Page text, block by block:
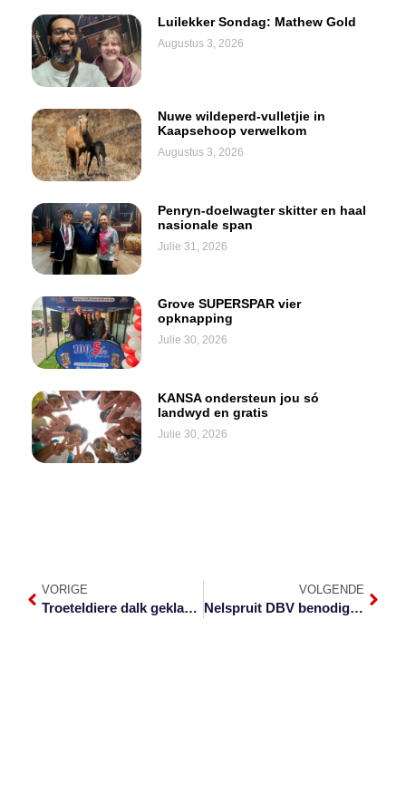
Luilekker Sondag: Mathew Gold
Augustus 3, 2026
Nuwe wildeperd-vulletjie in
Kaapsehoop verwelkom
Augustus 3, 2026
Penryn-doelwagter skitter en haal
nasionale span
Julie 31, 2026
Grove SUPERSPAR vier
opknapping
Julie 30, 2026
KANSA ondersteun jou só
landwyd en gratis
Julie 30, 2026
VORIGE
Troeteldiere dalk geklassifiseer as slagoffers
VOLGENDE
Nelspruit DBV benodig dringend hondekos